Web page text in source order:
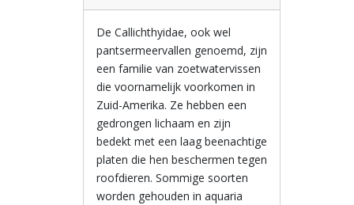
De Callichthyidae, ook wel
pantsermeervallen genoemd, zijn
een familie van zoetwatervissen
die voornamelijk voorkomen in
Zuid-Amerika. Ze hebben een
gedrongen lichaam en zijn
bedekt met een laag beenachtige
platen die hen beschermen tegen
roofdieren. Sommige soorten
worden gehouden in aquaria